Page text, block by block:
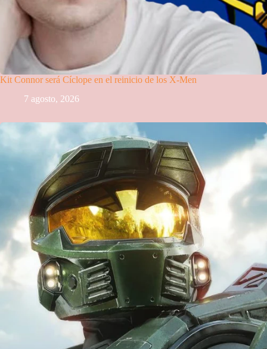
Kit Connor será Cíclope en el reinicio de los X-Men
7 agosto, 2026